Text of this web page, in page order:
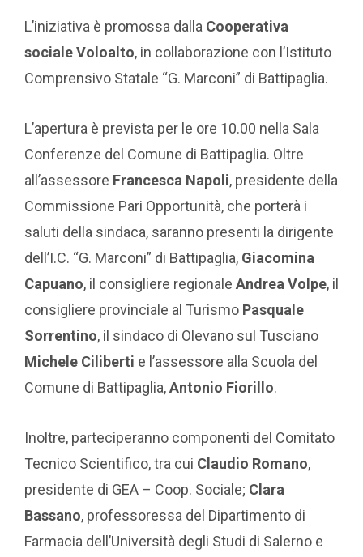
L’iniziativa è promossa dalla Cooperativa
sociale Voloalto, in collaborazione con l’Istituto
Comprensivo Statale “G. Marconi” di Battipaglia.
L’apertura è prevista per le ore 10.00 nella Sala
Conferenze del Comune di Battipaglia. Oltre
all’assessore Francesca Napoli, presidente della
Commissione Pari Opportunità, che porterà i
saluti della sindaca, saranno presenti la dirigente
dell’I.C. “G. Marconi” di Battipaglia, Giacomina
Capuano, il consigliere regionale Andrea Volpe, il
consigliere provinciale al Turismo Pasquale
Sorrentino, il sindaco di Olevano sul Tusciano
Michele Ciliberti e l’assessore alla Scuola del
Comune di Battipaglia,Antonio Fiorillo.
Inoltre, parteciperanno componenti del Comitato
Tecnico Scientifico, tra cui Claudio Romano,
presidente di GEA – Coop. Sociale; Clara
Bassano, professoressa del Dipartimento di
Farmacia dell’Università degli Studi di Salerno e